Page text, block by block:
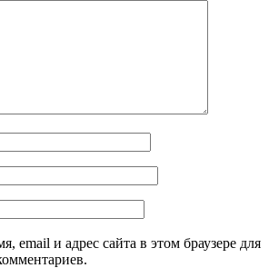
email и адрес сайта в этом браузере для